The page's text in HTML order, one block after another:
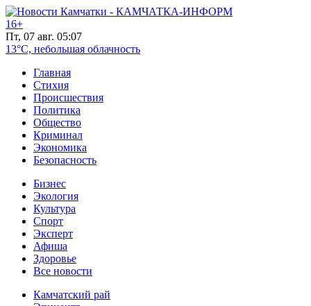
16+
Пт, 07 авг. 05:07
13°C, небольшая облачность
Главная
Стихия
Происшествия
Политика
Общество
Криминал
Экономика
Безопасность
Бизнес
Экология
Культура
Спорт
Эксперт
Афиша
Здоровье
Все новости
Камчатский рай